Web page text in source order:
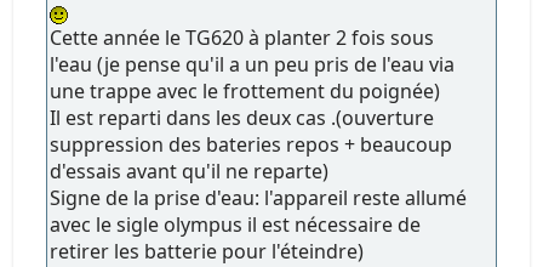
Cette année le TG620 à planter 2 fois sous
l'eau (je pense qu'il a un peu pris de l'eau via
une trappe avec le frottement du poignée)
Il est reparti dans les deux cas .(ouverture
suppression des bateries repos + beaucoup
d'essais avant qu'il ne reparte)
Signe de la prise d'eau: l'appareil reste allumé
avec le sigle olympus il est nécessaire de
retirer les batterie pour l'éteindre)